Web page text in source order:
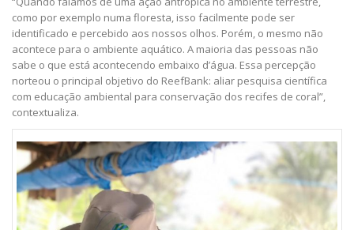
como por exemplo numa floresta, isso facilmente pode ser
identificado e percebido aos nossos olhos. Porém, o mesmo não
acontece para o ambiente aquático. A maioria das pessoas não
sabe o que está acontecendo embaixo d’água. Essa percepção
norteou o principal objetivo do ReefBank: aliar pesquisa científica
com educação ambiental para conservação dos recifes de coral”,
contextualiza.